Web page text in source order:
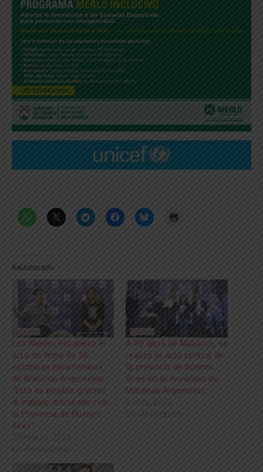
Relacionado
Leo Nardini encabezó el
acto de firma de 36
escrituras para familias
de Malvinas Argentinas:
“Esto es posible gracias
al trabajo articulado con
la Provincia de Buenos
Aires”
25 marzo, 2024
En «Municipios»
A 40 años de Malvinas, se
realizó el acto central de
la provincia de Buenos
Aires en el municipio de
Malvinas Argentinas
2 abril, 2022
En «Municipios»